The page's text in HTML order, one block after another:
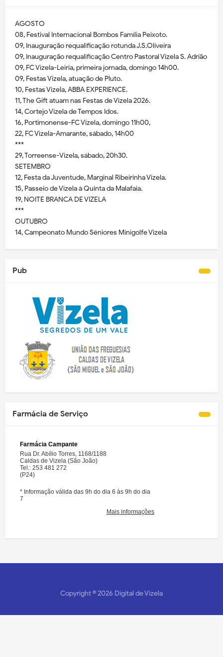
AGOSTO
08, Festival Internacional Bombos Família Peixoto.
09, Inauguração requalificação rotunda J.S.Oliveira
09, Inauguração requalificação Centro Pastoral Vizela S. Adrião
09, FC Vizela-Leiria, primeira jornada, domingo 14h00.
09, Festas Vizela, atuação de Pluto.
10, Festas Vizela, ABBA EXPERIENCE.
11, The Gift atuam nas Festas de Vizela 2026.
14, Cortejo Vizela de Tempos Idos.
16, Portimonense-FC Vizela, domingo 11h00,
22, FC Vizela-Amarante, sábado, 14h00
***
29, Torreense-Vizela, sábado, 20h30.
SETEMBRO
12, Festa da Juventude, Marginal Ribeirinha Vizela.
15, Passeio de Vizela à Quinta da Malafaia.
19, NOITE BRANCA DE VIZELA
***
OUTUBRO
14, Campeonato Mundo Séniores Minigolfe Vizela
Pub
Farmácia de Serviço
Copyright ©2026 Digital de Vizela